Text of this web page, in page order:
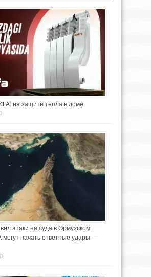
на защите тепла в доме
атаки на суда в Ормузском
начать ответные удары —